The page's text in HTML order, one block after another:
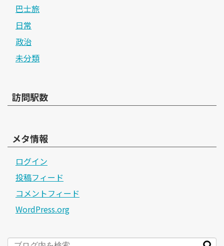
巴士旅
日常
政治
未分類
訪問駅数
メタ情報
ログイン
投稿フィード
コメントフィード
WordPress.org